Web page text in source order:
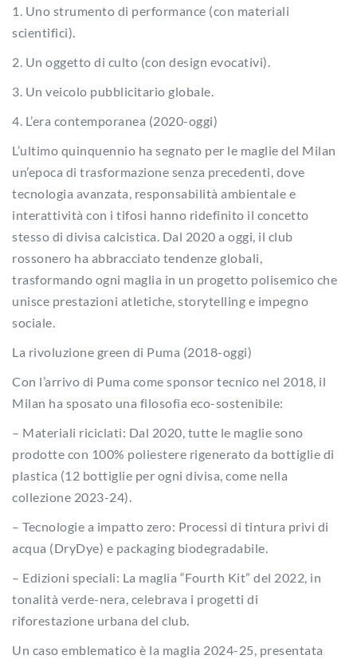
1. Uno strumento di performance (con materiali
scientifici).
2. Un oggetto di culto (con design evocativi).
3. Un veicolo pubblicitario globale.
4. L’era contemporanea (2020-oggi)
L’ultimo quinquennio ha segnato per le maglie del Milan
un’epoca di trasformazione senza precedenti, dove
tecnologia avanzata, responsabilità ambientale e
interattività con i tifosi hanno ridefinito il concetto
stesso di divisa calcistica. Dal 2020 a oggi, il club
rossonero ha abbracciato tendenze globali,
trasformando ogni maglia in un progetto polisemico che
unisce prestazioni atletiche, storytelling e impegno
sociale.
La rivoluzione green di Puma (2018-oggi)
Con l’arrivo di Puma come sponsor tecnico nel 2018, il
Milan ha sposato una filosofia eco-sostenibile:
– Materiali riciclati: Dal 2020, tutte le maglie sono
prodotte con 100% poliestere rigenerato da bottiglie di
plastica (12 bottiglie per ogni divisa, come nella
collezione 2023-24).
– Tecnologie a impatto zero: Processi di tintura privi di
acqua (DryDye) e packaging biodegradabile.
– Edizioni speciali: La maglia “Fourth Kit” del 2022, in
tonalità verde-nera, celebrava i progetti di
riforestazione urbana del club.
Un caso emblematico è la maglia 2024-25, presentata